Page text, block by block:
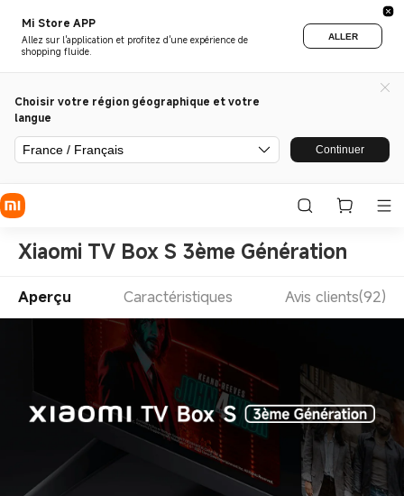
Mi Store APP
Allez sur l'application et profitez d'une expérience de
shopping fluide.
ALLER
Choisir votre région géographique et votre
langue
France / Français Continuer
Xiaomi TV Box S 3ème Génération
Aperçu Caractéristiques Avis clients(92)